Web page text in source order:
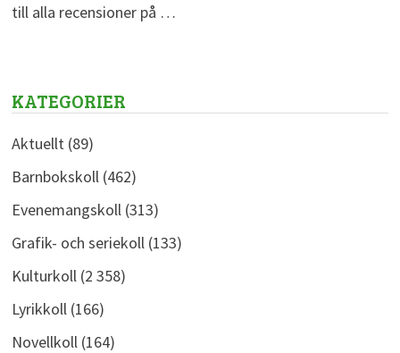
till alla recensioner på …
KATEGORIER
Aktuellt(89)
Barnbokskoll(462)
Evenemangskoll(313)
Grafik- och seriekoll(133)
Kulturkoll(2 358)
Lyrikkoll(166)
Novellkoll(164)